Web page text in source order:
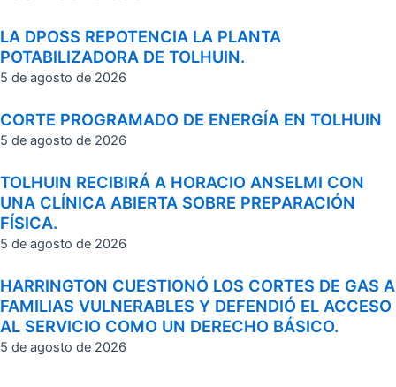
LA DPOSS REPOTENCIA LA PLANTA
POTABILIZADORA DE TOLHUIN.
5 de agosto de 2026
CORTE PROGRAMADO DE ENERGÍA EN TOLHUIN
5 de agosto de 2026
TOLHUIN RECIBIRÁ A HORACIO ANSELMI CON
UNA CLÍNICA ABIERTA SOBRE PREPARACIÓN
FÍSICA.
5 de agosto de 2026
HARRINGTON CUESTIONÓ LOS CORTES DE GAS A
FAMILIAS VULNERABLES Y DEFENDIÓ EL ACCESO
AL SERVICIO COMO UN DERECHO BÁSICO.
5 de agosto de 2026